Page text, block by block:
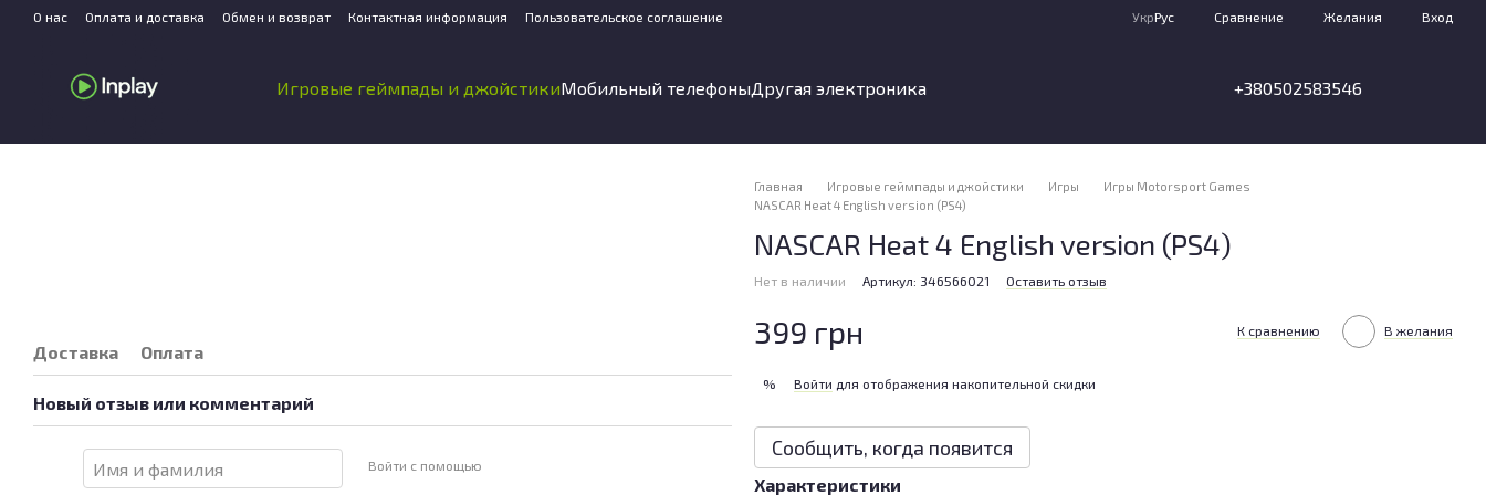
Перейти к основному контенту
О нас Оплата и доставка Обмен и возврат Контактная информация Пользовательское соглашение УкрРус Сравнение Желания Вход
Игровые геймпады и джойстикиМобильный телефоныДругая электроника +380502583546
Доставка Оплата
Новый отзыв или комментарий
Войти с помощью
Главная Игровые геймпады и джойстики Игры
Игры Motorsport Games
NASCAR Heat 4 English version (PS4)
NASCAR Heat 4 English version (PS4)
Нет в наличии Артикул: 346566021 Оставить отзыв
399 грн К сравнению В желания
% Войти для отображения накопительной скидки
Сообщить, когда появится
Характеристики